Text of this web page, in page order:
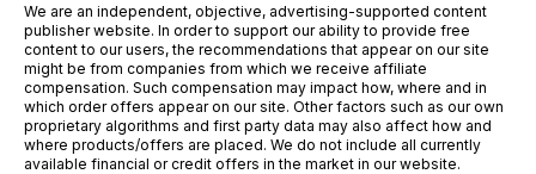
We are an independent, objective, advertising-supported content
publisher website. In order to support our ability to provide free
content to our users, the recommendations that appear on our site
might be from companies from which we receive affiliate
compensation. Such compensation may impact how, where and in
which order offers appear on our site. Other factors such as our own
proprietary algorithms and first party data may also affect how and
where products/offers are placed. We do not include all currently
available financial or credit offers in the market in our website.